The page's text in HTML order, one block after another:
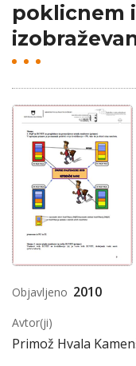
poklicnem
Objavljeno 2010
Avtor(ji)
Primož Hvala